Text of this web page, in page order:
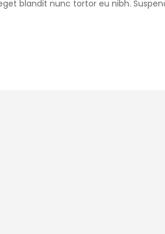
blandit nunc tortor eu nibh.